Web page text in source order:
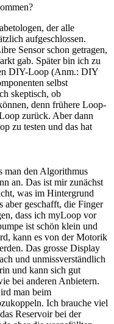
der alle
aufgeschlossen.
Sensor schon getragen,
gab. Später bin ich zu
DIY-Loop (Anm.: DIY
selbst
skeptisch, ob
denn frühere Loop-
zurück. Aber dann
zu testen und das hat
man den Algorithmus
an. Das ist mir zunächst
was im Hintergrund
aber geschafft, die Finger
dass ich myLoop vor
ist schön klein und
kann es von der Motorik
Das grosse Display
und unmissverständlich
und kann sich gut
bei anderen Anbietern.
man beim
Ich brauche viel
Reservoir bei der